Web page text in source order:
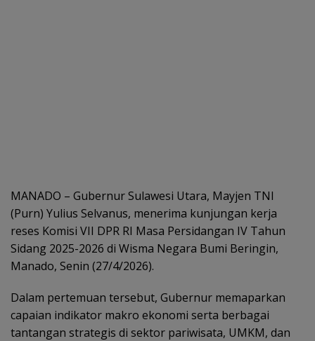
MANADO – Gubernur Sulawesi Utara, Mayjen TNI
(Purn) Yulius Selvanus, menerima kunjungan kerja
reses Komisi VII DPR RI Masa Persidangan IV Tahun
Sidang 2025-2026 di Wisma Negara Bumi Beringin,
Manado, Senin (27/4/2026).
Dalam pertemuan tersebut, Gubernur memaparkan
capaian indikator makro ekonomi serta berbagai
tantangan strategis di sektor pariwisata, UMKM, dan